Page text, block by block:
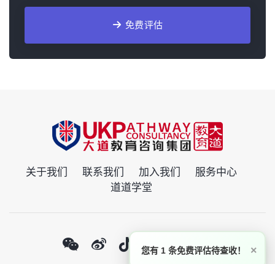
免费评估
关于我们 联系我们 加入我们
服务中心
道道学堂
×
您有 1 条免费评估待查收！